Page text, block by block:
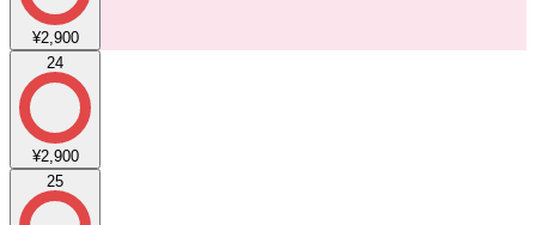
¥2,900
24
¥2,900
25